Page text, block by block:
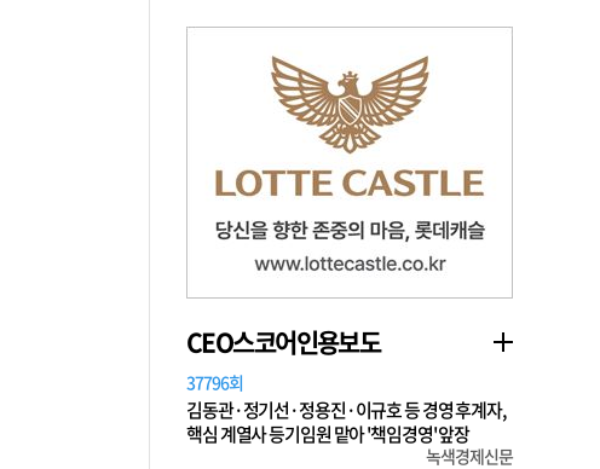
CEO스코어인용보도
37796회
김동관·정기선·정용진·이규호 등 경영 후계자,
핵심 계열사 등기임원 맡아 '책임경영' 앞장
녹색경제신문